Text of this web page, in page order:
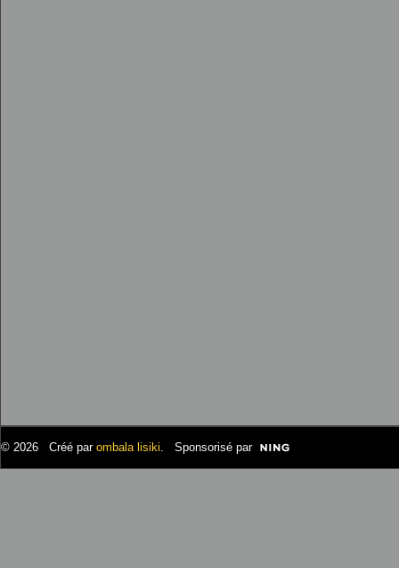
© 2026 Créé par ombala lisiki. Sponsorisé par